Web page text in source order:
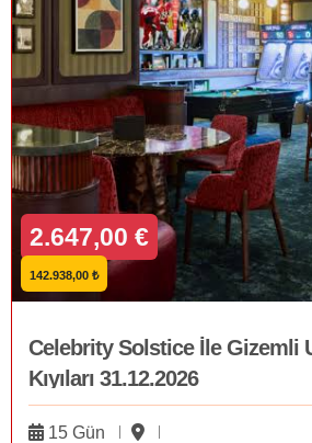
2.647,00 €
142.938,00 ₺
Celebrity Solstice İle Gizemli
Kıyıları 31.12.2026
15 Gün